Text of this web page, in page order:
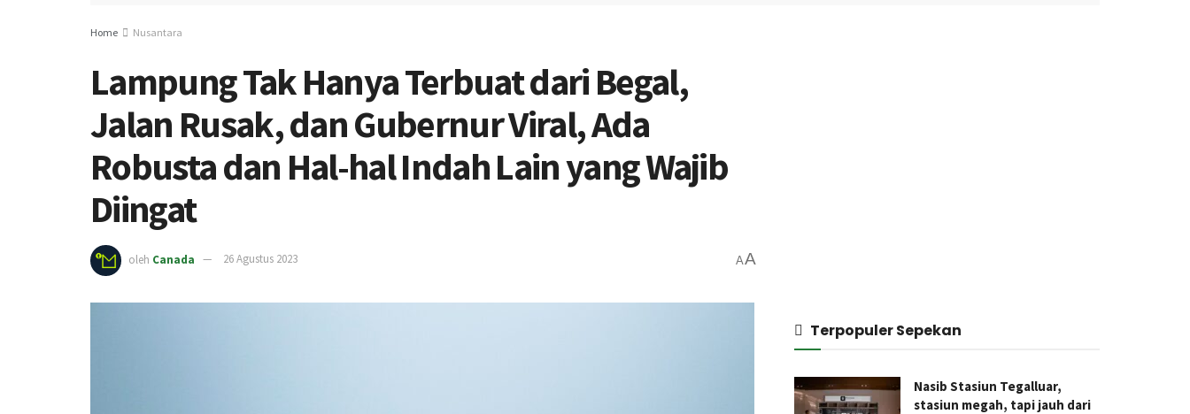
Home Nusantara
Lampung Tak Hanya Terbuat dari Begal,
Jalan Rusak, dan Gubernur Viral, Ada
Robusta dan Hal-hal Indah Lain yang Wajib
Diingat
oleh Canada 26 Agustus 2023 AA
Terpopuler Sepekan
Nasib Stasiun Tegalluar,
stasiun megah, tapi jauh dari